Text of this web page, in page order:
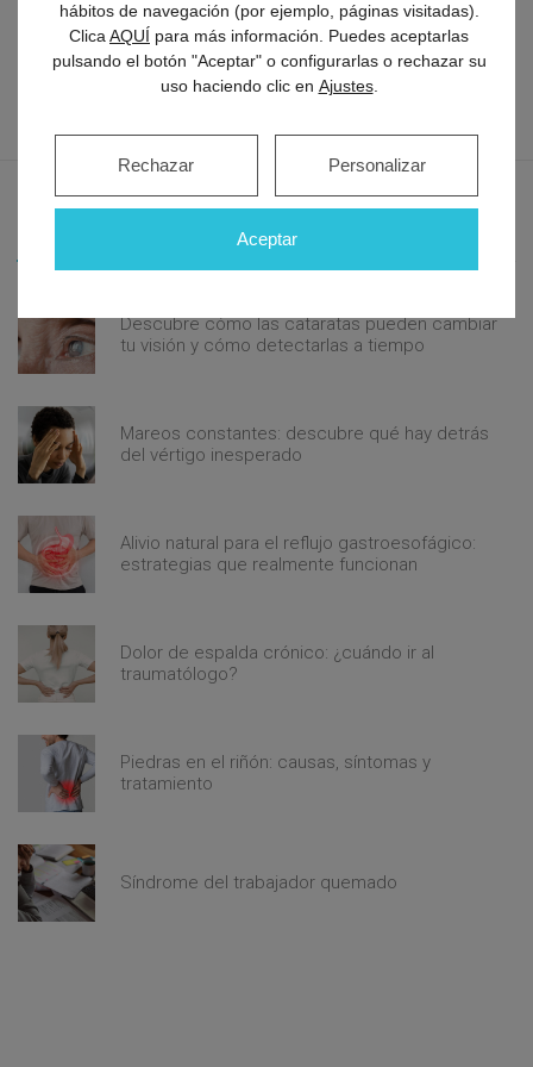
Descubre cómo las cataratas pueden cambiar
tu visión y cómo detectarlas a tiempo
Mareos constantes: descubre qué hay detrás
del vértigo inesperado
Alivio natural para el reflujo gastroesofágico:
estrategias que realmente funcionan
Dolor de espalda crónico: ¿cuándo ir al
traumatólogo?
Piedras en el riñón: causas, síntomas y
tratamiento
Síndrome del trabajador quemado
hábitos de navegación (por ejemplo, páginas visitadas).
Clica AQUÍ para más información. Puedes aceptarlas
pulsando el botón "Aceptar" o configurarlas o rechazar su
uso haciendo clic en Ajustes.
Aceptar
Rechazar Personalizar